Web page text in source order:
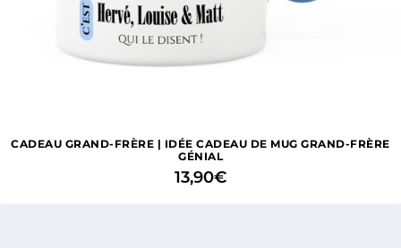
CADEAU GRAND-FRÈRE | IDÉE CADEAU DE MUG GRAND-FRÈRE
GÉNIAL
13,90€